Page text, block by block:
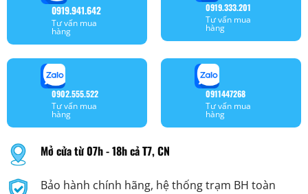
0919.941.642
Tư vấn mua
hàng
0919.333.201
Tư vấn mua
hàng
0902.555.522
Tư vấn mua
hàng
0911447268
Tư vấn mua
hàng
Mở cửa từ 07h - 18h cả T7, CN
Bảo hành chính hãng, hệ thống trạm BH toàn